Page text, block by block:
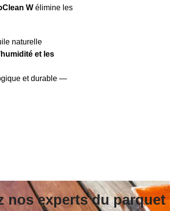
W élimine les
naturelle
et les
et durable —
nos experts du